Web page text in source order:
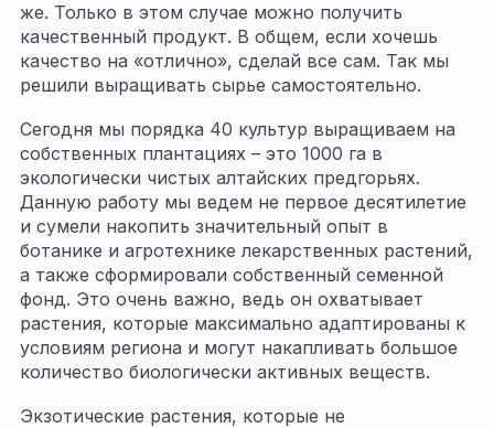
же. Только в этом случае можно получить
качественный продукт. В общем, если хочешь
качество на «отлично», сделай все сам. Так мы
решили выращивать сырье самостоятельно.
Сегодня мы порядка 40 культур выращиваем на
собственных плантациях – это 1000 га в
экологически чистых алтайских предгорьях.
Данную работу мы ведем не первое десятилетие
и сумели накопить значительный опыт в
ботанике и агротехнике лекарственных растений,
а также сформировали собственный семенной
фонд. Это очень важно, ведь он охватывает
растения, которые максимально адаптированы к
условиям региона и могут накапливать большое
количество биологически активных веществ.
Экзотические растения, которые не